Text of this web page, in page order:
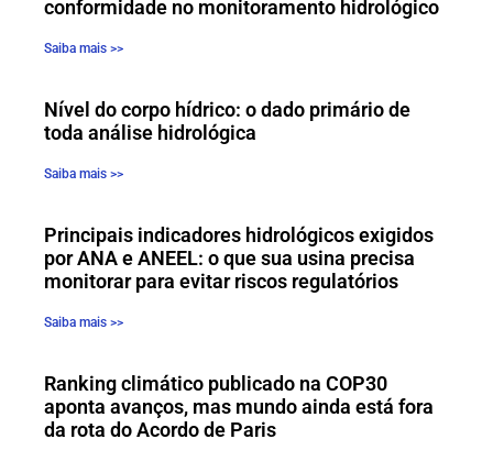
conformidade no monitoramento hidrológico
Saiba mais >>
Nível do corpo hídrico: o dado primário de
toda análise hidrológica
Saiba mais >>
Principais indicadores hidrológicos exigidos
por ANA e ANEEL: o que sua usina precisa
monitorar para evitar riscos regulatórios
Saiba mais >>
Ranking climático publicado na COP30
aponta avanços, mas mundo ainda está fora
da rota do Acordo de Paris